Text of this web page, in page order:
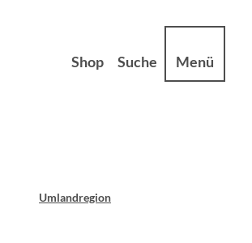
Shop Suche Menü
Umlandregion